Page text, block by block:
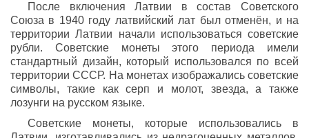
После включения Латвии в состав Советского
Союза в 1940 году латвийский лат был отменён, и на
территории Латвии начали использоваться советские
рубли. Советские монеты этого периода имели
стандартный дизайн, который использовался по всей
территории СССР. На монетах изображались советские
символы, такие как серп и молот, звезда, а также
лозунги на русском языке.
Советские монеты, которые использовались в